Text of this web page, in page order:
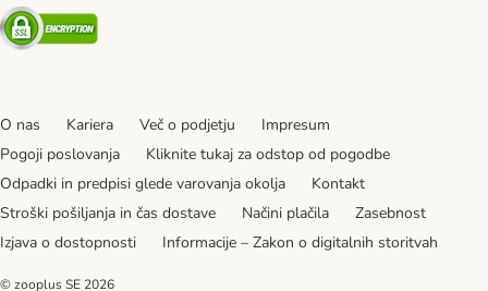
Security
O nas Kariera Več o podjetju
Impresum
Pogoji poslovanja
Kliknite tukaj za odstop od pogodbe
Odpadki in predpisi glede varovanja okolja
Kontakt
Stroški pošiljanja in čas dostave
Načini plačila
Zasebnost
Izjava o dostopnosti
Informacije – Zakon o digitalnih storitvah
© zooplus SE 2026